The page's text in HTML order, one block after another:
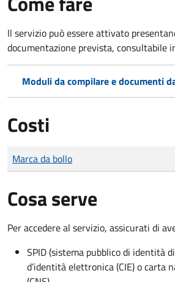
Il servizio può essere attivato
documentazione prevista, consultabile
Moduli da compilare e documenti
Costi
Tipo di pagamento
Importo
Marca da bollo
Cosa serve
Per accedere al servizio, assicurati di
SPID (sistema pubblico di identità
d’identità elettronica (CIE) o carta